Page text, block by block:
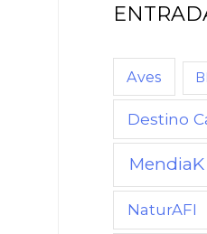
Aves
Destino
MendiaK
NaturAFI